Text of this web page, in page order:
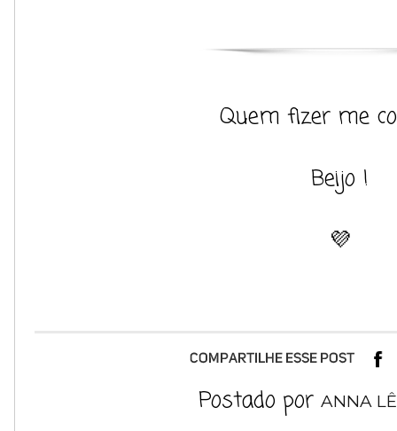
Quem fizer me
Beijo !
💜
Postado por ANNA LÊ